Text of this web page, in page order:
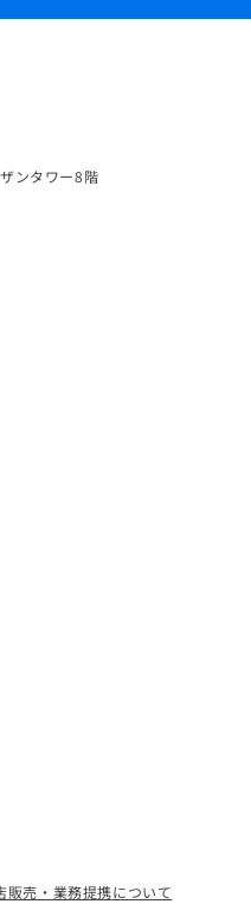
ンタワー8階
販売・業務提携について